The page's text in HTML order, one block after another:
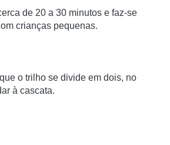
de 20 a 30 minutos e faz-se
crianças pequenas.
o trilho se divide em dois, no
à cascata.